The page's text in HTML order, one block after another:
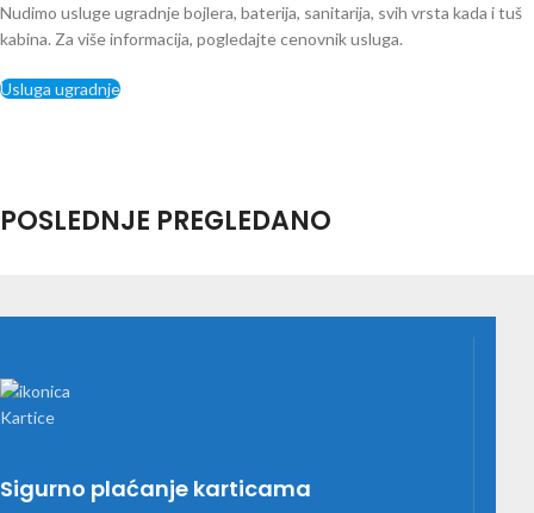
Nudimo usluge ugradnje bojlera, baterija, sanitarija, svih vrsta kada i tuš
kabina. Za više informacija, pogledajte cenovnik usluga.
Usluga ugradnje
POSLEDNJE PREGLEDANO
Sigurno plaćanje karticama